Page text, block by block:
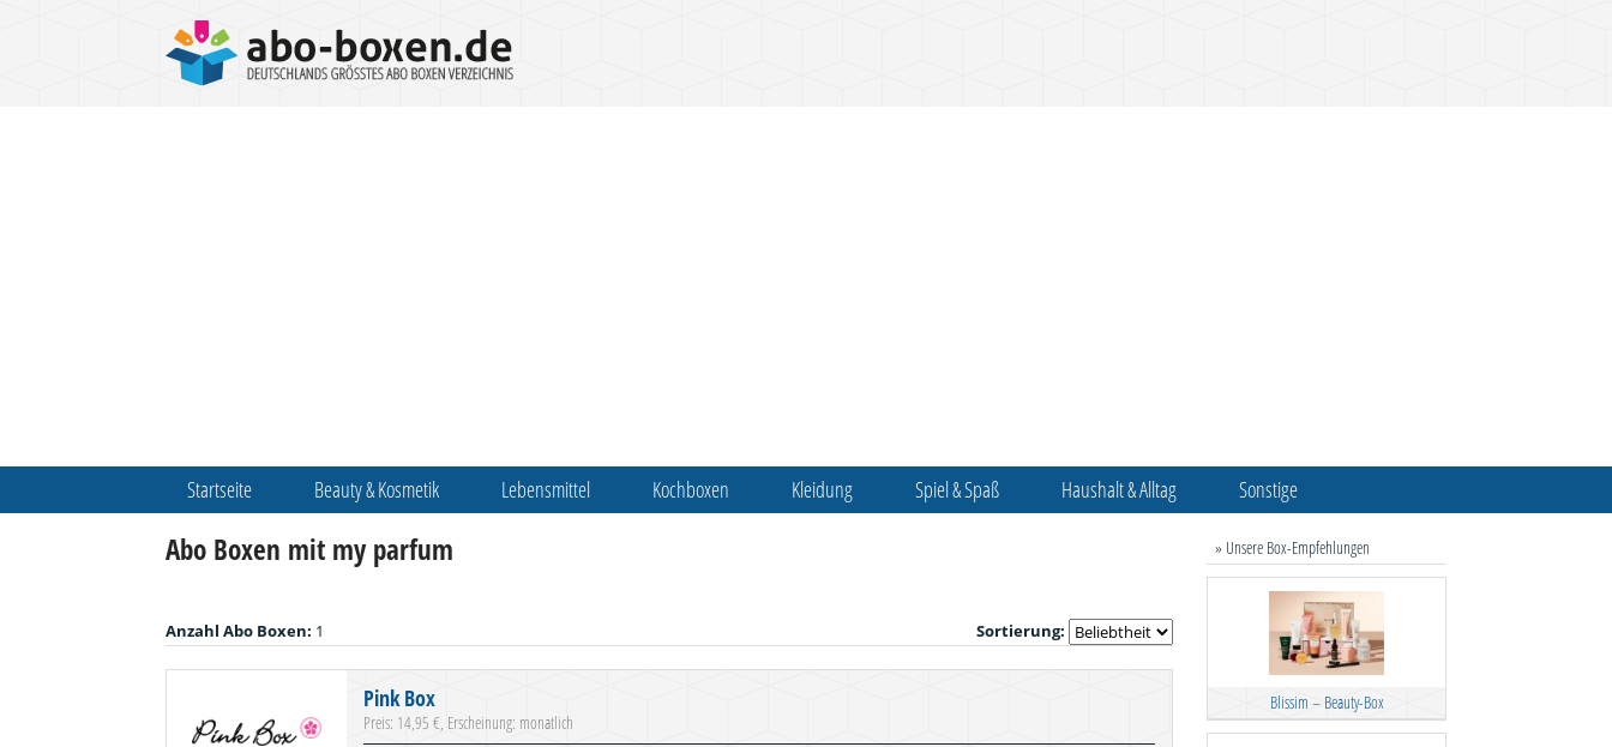
Startseite Beauty & Kosmetik Lebensmittel Kochboxen Kleidung Spiel & Spaß Haushalt & Alltag Sonstige
Abo Boxen mit my parfum
Anzahl Abo Boxen: 1 Sortierung:
Pink Box
Preis: 14,95 €, Erscheinung: monatlich
» Unsere Box-Empfehlungen
Blissim – Beauty-Box